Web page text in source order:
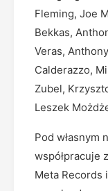
Fleming, Joe
Bekkas,
Veras,
Calderazzo,
Zubel,
Leszek
Pod własnym
współpracuje
Meta Records